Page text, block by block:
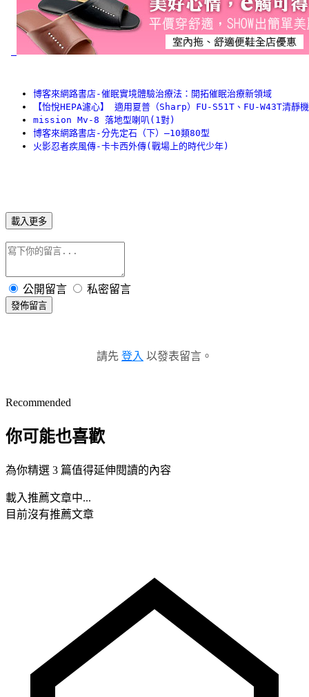
博客來網路書店-催眠實境體驗治療法：開拓催眠治療新領域
【怡悅HEPA濾心】 適用夏普（Sharp）FU-S51T、FU-W43T清靜機
mission Mv-8 落地型喇叭(1對)
博客來網路書店-分先定石（下）–10類80型
火影忍者疾風傳-卡卡西外傳(戰場上的時代少年)
載入更多
公開留言 私密留言
發佈留言
請先 登入 以發表留言。
Recommended
你可能也喜歡
為你精選 3 篇值得延伸閱讀的內容
載入推薦文章中...
目前沒有推薦文章